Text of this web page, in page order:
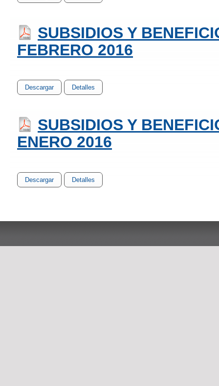
SUBSIDIOS Y
FEBRERO 2016
Descargar Detalles
SUBSIDIOS Y
ENERO 2016
Descargar Detalles